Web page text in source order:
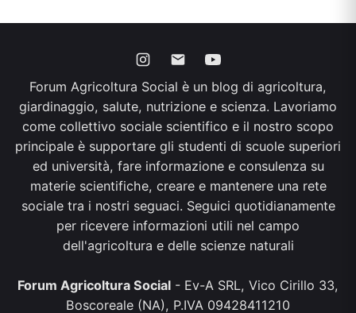
Forum Agricoltura Social è un blog di agricoltura,
giardinaggio, salute, nutrizione e scienza. Lavoriamo
come collettivo sociale scientifico e il nostro scopo
principale è supportare gli studenti di scuole superiori
ed università, fare informazione e consulenza su
materie scientifiche, creare e mantenere una rete
sociale tra i nostri seguaci. Seguici quotidianamente
per ricevere informazioni utili nel campo
dell'agricoltura e delle scienze naturali
Forum Agricoltura Social - Ev-A SRL, Vico Cirillo 33,
Boscoreale (NA), P.IVA 09428411210